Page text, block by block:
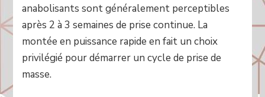
anabolisants sont généralement perceptibles
après 2 à 3 semaines de prise continue. La
montée en puissance rapide en fait un choix
privilégié pour démarrer un cycle de prise de
masse.